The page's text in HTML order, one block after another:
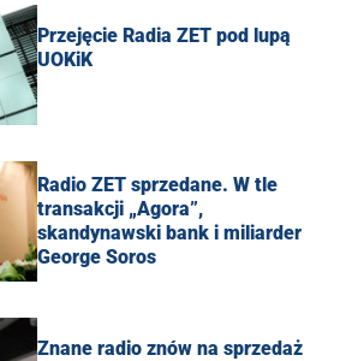
Przejęcie Radia ZET pod lupą
UOKiK
Radio ZET sprzedane. W tle
transakcji „Agora”,
skandynawski bank i miliarder
George Soros
Znane radio znów na sprzedaż